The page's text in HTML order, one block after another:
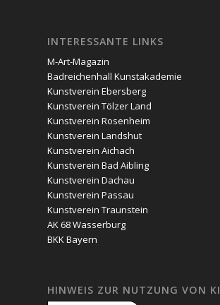
INTERESSANTE LINKS
M-Art-Magazin
Badreichenhall Kunstakademie
Kunstverein Ebersberg
Kunstverein Tölzer Land
Kunstverein Rosenheim
Kunstverein Landshut
Kunstverein Aichach
Kunstverein Bad Aibling
Kunstverein Dachau
Kunstverein Passau
Kunstverein Traunstein
AK 68 Wasserburg
BKK Bayern
HINWEIS ZUR NUTZUNG VON KI